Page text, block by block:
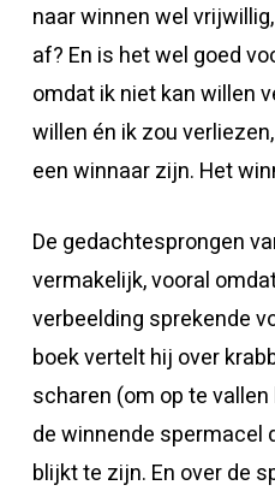
naar winnen wel
af? En is het wel goed
omdat ik niet kan willen
willen én ik zou
een winnaar zijn. Het
De gedachtesprongen
vermakelijk, vooral
verbeelding sprekende
boek vertelt hij over
scharen (om op te
de winnende spermacel
blijkt te zijn. En over de